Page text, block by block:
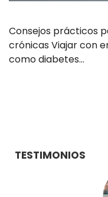
Consejos prácticos
crónicas Viajar con
como diabetes…
TESTIMONIOS